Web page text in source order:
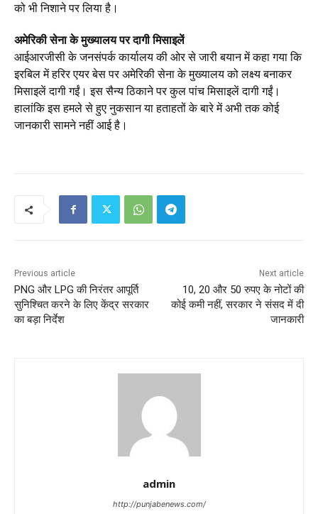
को भी निशाने पर लिया है।
अमेरिकी सेना के मुख्यालय पर दागी मिसाइलें
आईआरजीसी के जनसंपर्क कार्यालय की ओर से जारी बयान में कहा गया कि
इरबिल में हरिर एयर बेस पर अमेरिकी सेना के मुख्यालय को लक्ष्य बनाकर
मिसाइलें दागी गईं। इस सैन्य ठिकाने पर कुल पांच मिसाइलें दागी गईं।
हालांकि इस हमले से हुए नुकसान या हताहतों के बारे में अभी तक कोई
जानकारी सामने नहीं आई है।
Previous article
PNG और LPG की निरंतर आपूर्ति
सुनिश्चित करने के लिए केंद्र सरकार
का बड़ा निर्देश
Next article
10, 20 और 50 रुपए के नोटों की
कोई कमी नहीं, सरकार ने संसद में दी
जानकारी
admin
http://punjabenews.com/